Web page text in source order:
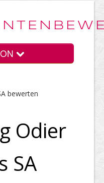
bewerten
Odier
SA